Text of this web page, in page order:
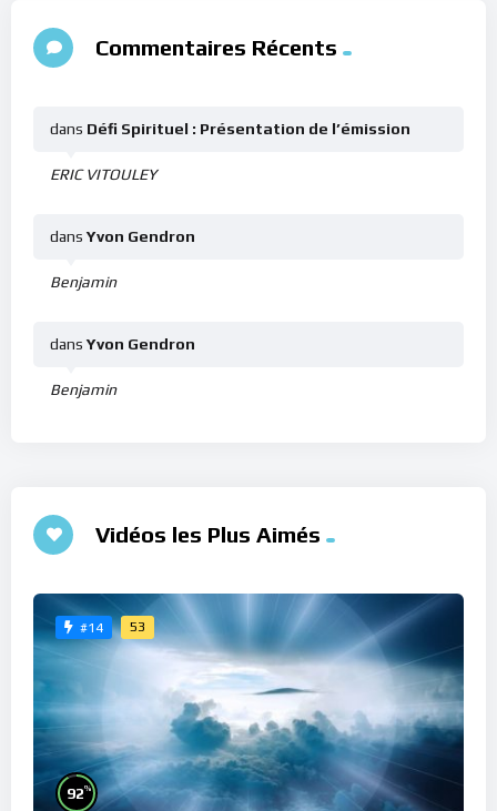
Commentaires Récents
ERIC VITOULEY
dans Défi Spirituel : Présentation de l’émission
Benjamin
dans Yvon Gendron
Benjamin
dans Yvon Gendron
Vidéos les Plus Aimés
#14 53
92%